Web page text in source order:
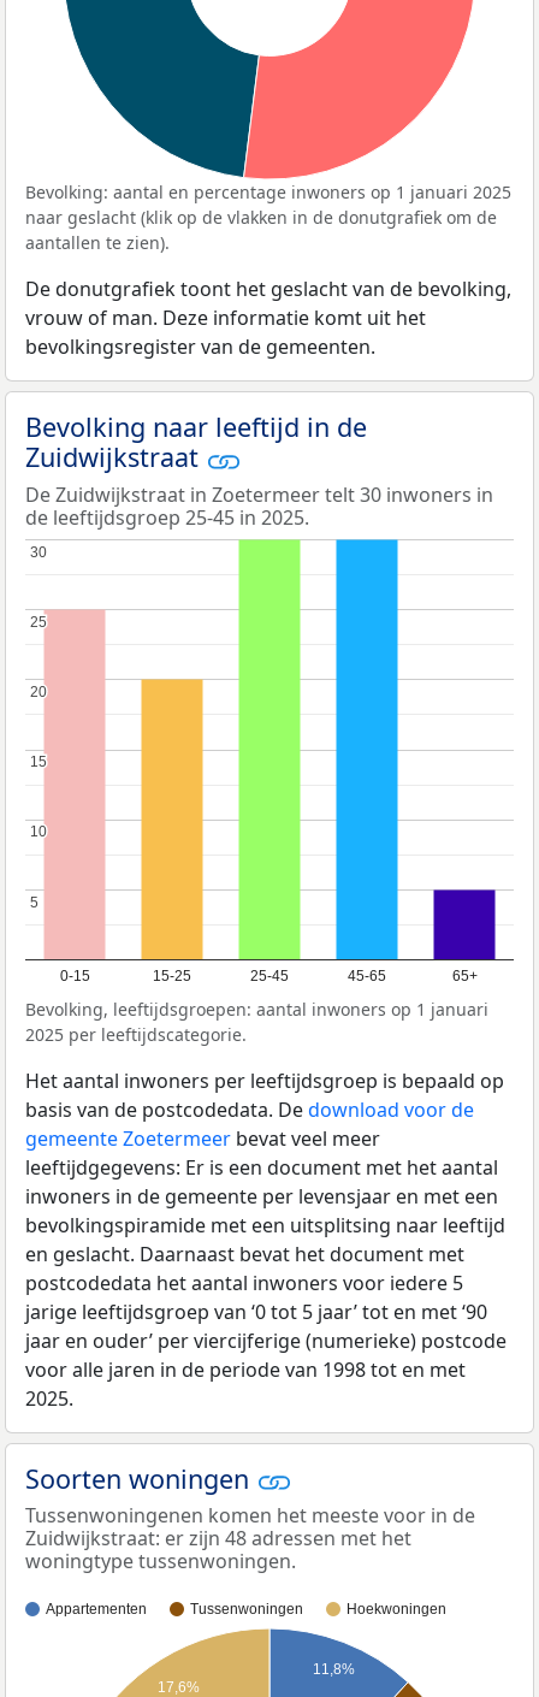
Bevolking: aantal en percentage inwoners op 1 januari 2025
naar geslacht (klik op de vlakken in de donutgrafiek om de
aantallen te zien).
De donutgrafiek toont het geslacht van de bevolking,
vrouw of man. Deze informatie komt uit het
bevolkingsregister van de gemeenten.
Bevolking naar leeftijd in de
Zuidwijkstraat
De Zuidwijkstraat in Zoetermeer telt 30 inwoners in
de leeftijdsgroep 25-45 in 2025.
0-15 15-25 25-45 45-65 65+
5
5
10
10
15
15
20
20
25
25
30
30
Bevolking, leeftijdsgroepen: aantal inwoners op 1 januari
2025 per leeftijdscategorie.
Het aantal inwoners per leeftijdsgroep is bepaald op
basis van de postcodedata. Dedownload voor de
gemeente Zoetermeer bevat veel meer
leeftijdgegevens: Er is een document met het aantal
inwoners in de gemeente per levensjaar en met een
bevolkingspiramide met een uitsplitsing naar leeftijd
en geslacht. Daarnaast bevat het document met
postcodedata het aantal inwoners voor iedere 5
jarige leeftijdsgroep van ‘0 tot 5 jaar’ tot en met ‘90
jaar en ouder’ per viercijferige (numerieke) postcode
voor alle jaren in de periode van 1998 tot en met
2025.
Soorten woningen
Tussenwoningenen komen het meeste voor in de
Zuidwijkstraat: er zijn 48 adressen met het
woningtype tussenwoningen.
Appartementen Tussenwoningen Hoekwoningen
11,8%
17,6%